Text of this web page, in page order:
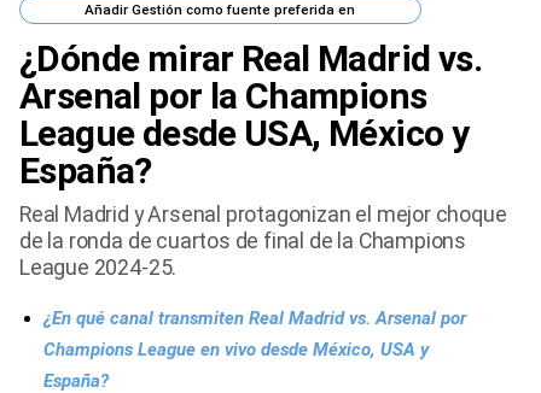
Mi Bolsillo
Respuestas
Gente
Vida Laboral
Tendencias Mix
AñadirGestión como fuente preferida en
¿Dónde mirar Real Madrid vs.
Arsenal por la Champions
League desde USA, México y
España?
Real Madrid y Arsenal protagonizan el mejor choque
de la ronda de cuartos de final de la Champions
League 2024-25.
¿En qué canal transmiten Real Madrid vs. Arsenal por
Champions League en vivo desde México, USA y
España?